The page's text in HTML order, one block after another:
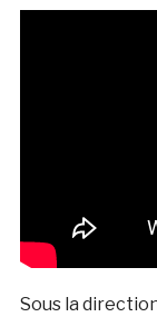
Sous la